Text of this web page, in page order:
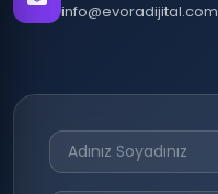
info@evoradijital.com